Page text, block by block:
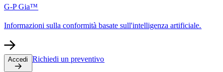
G-P Gia™​​
Informazioni sulla conformità basate sull'intelligenza artificiale.​​
Accedi​​ Richiedi un preventivo​​